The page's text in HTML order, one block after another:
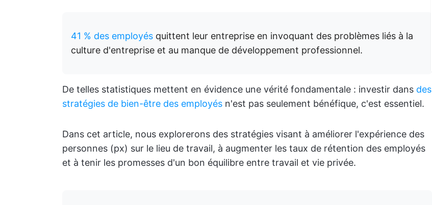
41 % des employés quittent leur entreprise en invoquant des problèmes liés à la
culture d'entreprise et au manque de développement professionnel.
De telles statistiques mettent en évidence une vérité fondamentale : investir dans des
stratégies de bien-être des employés n'est pas seulement bénéfique, c'est essentiel.
Dans cet article, nous explorerons des stratégies visant à améliorer l'expérience des
personnes (px) sur le lieu de travail, à augmenter les taux de rétention des employés
et à tenir les promesses d'un bon équilibre entre travail et vie privée.